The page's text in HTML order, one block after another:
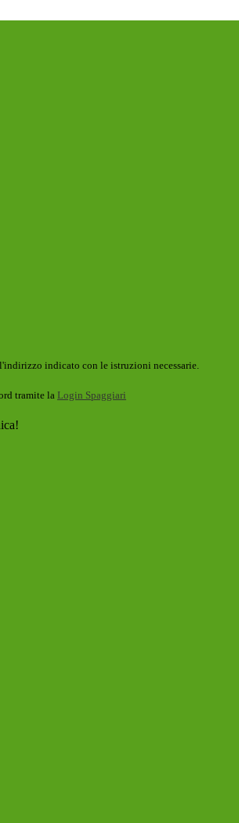
indicato con le istruzioni necessarie.
tramite la Login Spaggiari